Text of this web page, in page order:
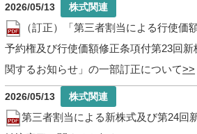
2026/05/13
（訂正）「第三者割当による行使価
予約権及び行使価額修正条項付第23回
関するお知らせ」の一部訂正について
2026/05/13
第三者割当による新株式及び第24回